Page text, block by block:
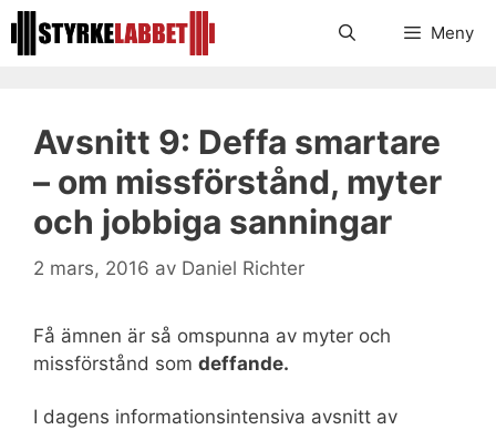
Hoppa
till
Meny
Avsnitt 9: Deffa smartare
– om missförstånd, myter
och jobbiga sanningar
2 mars, 2016 av Daniel Richter
Få ämnen är så omspunna av myter och
missförstånd som deffande.
I dagens informationsintensiva avsnitt av